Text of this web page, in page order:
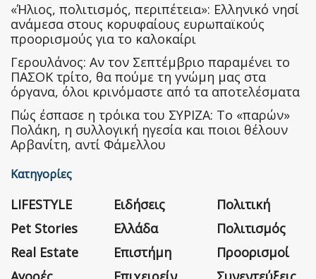
«Ήλιος, πολιτισμός, περιπέτεια»: Ελληνικό νησί
ανάμεσα στους κορυφαίους ευρωπαϊκούς
προορισμούς για το καλοκαίρι
Γερουλάνος: Αν τον Σεπτέμβριο παραμένει το
ΠΑΣΟΚ τρίτο, θα πούμε τη γνώμη μας στα
όργανα, όλοι κρινόμαστε από τα αποτελέσματα
Πώς έσπασε η τρόικα του ΣΥΡΙΖΑ: Το «παρών»
Πολάκη, η συλλογική ηγεσία και ποιοι θέλουν
Αρβανίτη, αντί Φάμελλου
Κατηγορίες
LIFESTYLE
Pet Stories
Real Estate
Ειδήσεις
Ελλάδα
Επιστήμη
Πολιτική
Πολιτισμός
Προορισμοί